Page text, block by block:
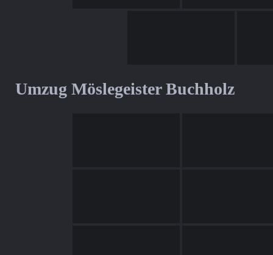
Umzug Möslegeister Buchholz